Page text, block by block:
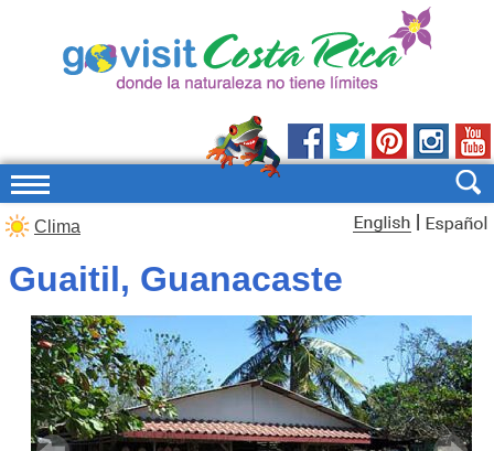
Clima
Guaitil, Guanacaste